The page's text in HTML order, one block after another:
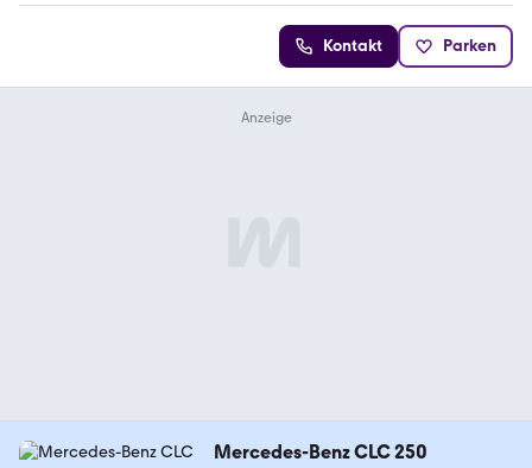
Kontakt Parken
Mercedes-Benz CLC 250